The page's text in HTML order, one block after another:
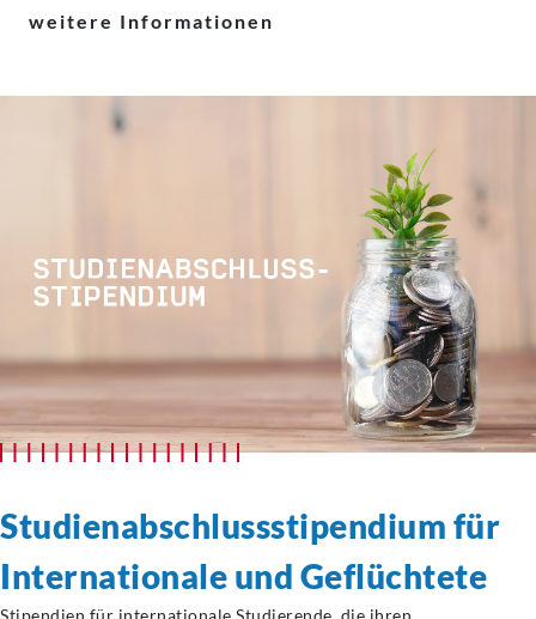
weitere Informationen
Studienabschlussstipendium für
Internationale und Geflüchtete